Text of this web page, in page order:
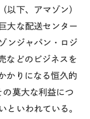
以下、アマゾン）
大な配送センター
ンジャパン・ロジ
などのビジネスを
かりになる恒久的
の莫大な利益につ
といわれている。